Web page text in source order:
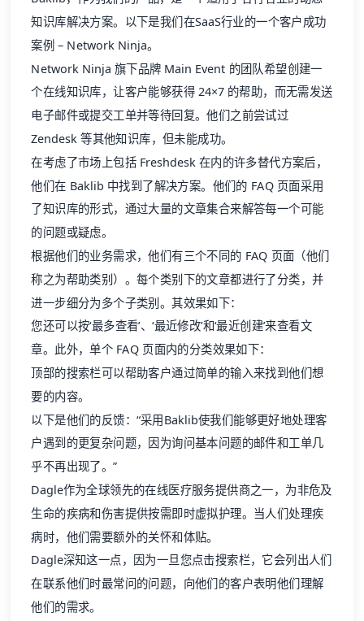
知识库解决方案。以下是我们在SaaS行业的一个客户成功
案例 – Network Ninja。
Network Ninja 旗下品牌 Main Event 的团队希望创建一
个在线知识库，让客户能够获得 24×7 的帮助，而无需发送
电子邮件或提交工单并等待回复。他们之前尝试过
Zendesk 等其他知识库，但未能成功。
在考虑了市场上包括 Freshdesk 在内的许多替代方案后，
他们在 Baklib 中找到了解决方案。他们的 FAQ 页面采用
了知识库的形式，通过大量的文章集合来解答每一个可能
的问题或疑虑。
根据他们的业务需求，他们有三个不同的 FAQ 页面（他们
称之为帮助类别）。每个类别下的文章都进行了分类，并
进一步细分为多个子类别。其效果如下：
您还可以按‘最多查看’、‘最近修改’和‘最近创建’来查看文
章。此外，单个 FAQ 页面内的分类效果如下：
顶部的搜索栏可以帮助客户通过简单的输入来找到他们想
要的内容。
以下是他们的反馈：“采用Baklib使我们能够更好地处理客
户遇到的更复杂问题，因为询问基本问题的邮件和工单几
乎不再出现了。”
Dagle作为全球领先的在线医疗服务提供商之一，为非危及
生命的疾病和伤害提供按需即时虚拟护理。当人们处理疾
病时，他们需要额外的关怀和体贴。
Dagle深知这一点，因为一旦您点击搜索栏，它会列出人们
在联系他们时最常问的问题，向他们的客户表明他们理解
他们的需求。